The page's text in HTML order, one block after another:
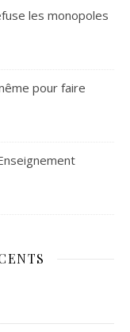
les monopoles
pour faire